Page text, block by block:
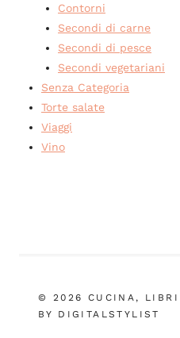
Contorni
Secondi di carne
Secondi di pesce
Secondi vegetariani
Senza Categoria
Torte salate
Viaggi
Vino
© 2026 CUCINA, LIBRI
BY DIGITALSTYLIST